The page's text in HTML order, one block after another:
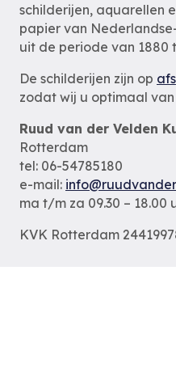
schilderijen, aquarellen
papier van
uit de periode van 1880
De schilderijen zijn op
zodat wij u optimaal van
Ruud van der Velden
Rotterdam
tel: 06-54785180
e-mail:
ma t/m za 09.30 – 18.00
KVK Rotterdam